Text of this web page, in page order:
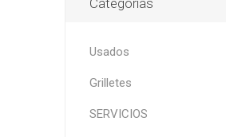
Categorías
Usados
Grilletes
SERVICIOS